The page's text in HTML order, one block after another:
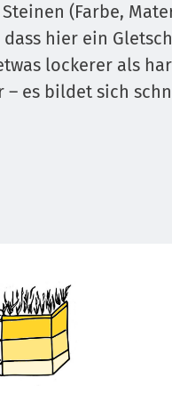
(Farbe,
dass hier ein
lockerer als
– es bildet sich